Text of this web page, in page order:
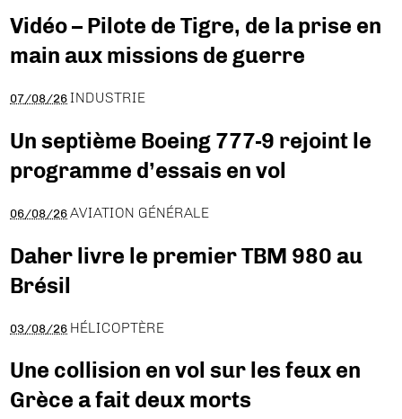
Vidéo – Pilote de Tigre, de la prise en
main aux missions de guerre
07/08/26 INDUSTRIE
Un septième Boeing 777-9 rejoint le
programme d’essais en vol
06/08/26 AVIATION GÉNÉRALE
Daher livre le premier TBM 980 au
Brésil
03/08/26 HÉLICOPTÈRE
Une collision en vol sur les feux en
Grèce a fait deux morts